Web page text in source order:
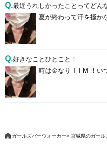
Q.最近うれしかったことってどん
夏が終わって汗を掻か
Q.好きなことひとこと！
時は金なり T I M ！い
ガールズバーウォーカー 宮城県のガール